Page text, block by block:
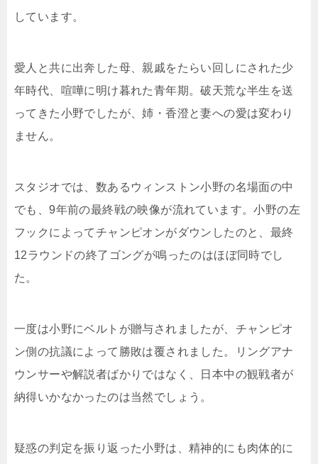
しています。
愛人と共に出奔した母、親戚をたらい回しにされた少
年時代、喧嘩に明け暮れた青年期。破天荒な半生を送
ってきた小野でしたが、姉・香澄と妻への愛は変わり
ません。
スタジオでは、数あるウィンストン小野の名場面の中
でも、9年前の最終戦の映像が流れています。小野の左
フックによってチャンピオンがダウンしたのと、最終
12ラウンドの終了ゴングが鳴ったのはほぼ同時でし
た。
一度は小野にベルトが贈与されましたが、チャンピオ
ン側の抗議によって勝敗は覆されました。リングアナ
ウンサーや解説者ばかりではなく、日本中の観戦者が
納得いかなかったのは当然でしょう。
疑惑の判定を振り返った小野は、精神的にも肉体的に